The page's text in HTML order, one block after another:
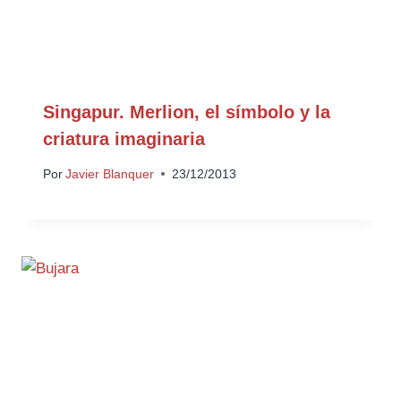
Singapur. Merlion, el símbolo y la
criatura imaginaria
Por Javier Blanquer 23/12/2013